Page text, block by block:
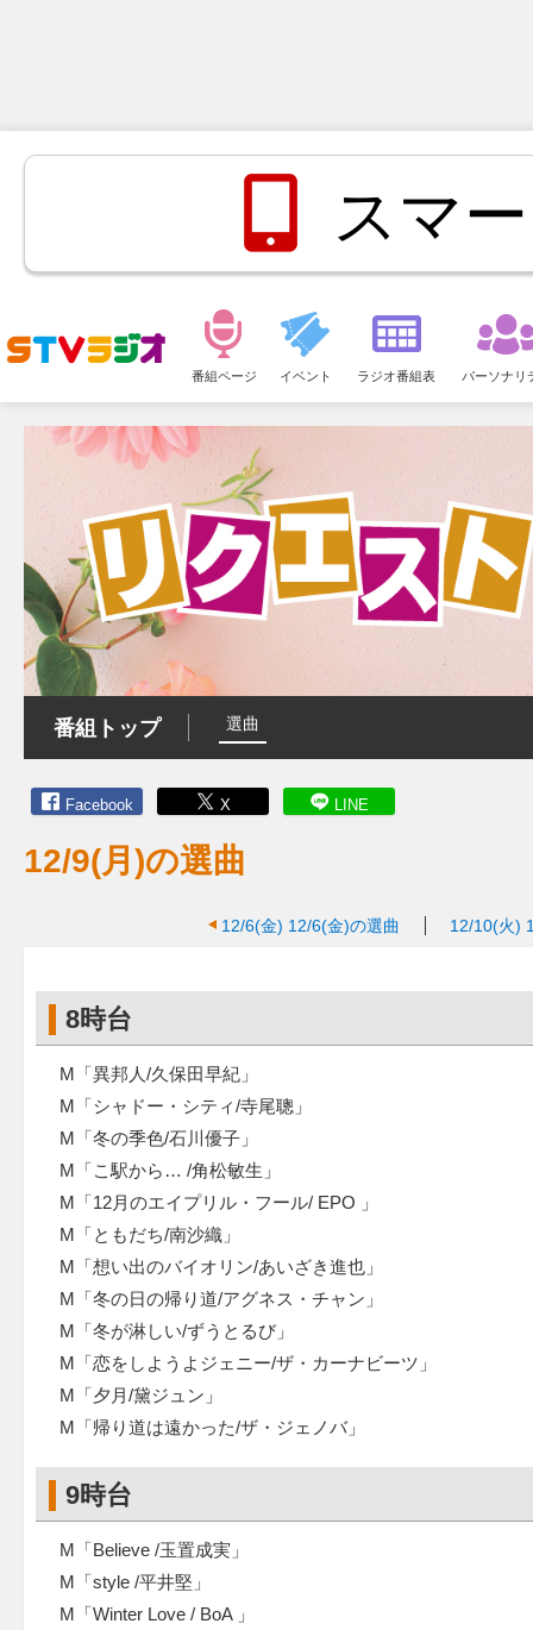
スマ
ュ
ー
番組ページ イベント ラジオ番組表 パーソナリ
番組トップ 選曲
Facebook X LINE
12/9(月)の選曲
12/6(金) 12/6(金)の選曲 12/10(火)
8時台
M「異邦人/久保田早紀」
M「シャドー・シティ/寺尾聰」
M「冬の季色/石川優子」
M「こ駅から… /角松敏生」
M「12月のエイプリル・フール/ EPO 」
M「ともだち/南沙織」
M「想い出のバイオリン/あいざき進也」
M「冬の日の帰り道/アグネス・チャン」
M「冬が淋しい/ずうとるび」
M「恋をしようよジェニー/ザ・カーナビーツ」
M「夕月/黛ジュン」
M「帰り道は遠かった/ザ・ジェノバ」
9時台
M「Believe /玉置成実」
M「style /平井堅」
M「Winter Love / BoA 」